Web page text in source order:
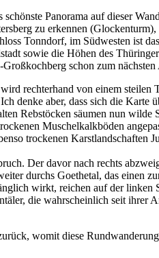
Panorama auf dieser
zu erkennen
Tonndorf, im Südwesten ist
sowie die Höhen des
schon zum
rechterhand von einem steilen
denke aber, dass sich die Karte
Rebstöcken säumen nun wilde
Muschelkalkböden
trockenen Karstlandschaften
Der davor nach rechts
durchs Goethetal, das einen
wirkt, reichen auf der linken
die wahrscheinlich seit ihrer
womit diese